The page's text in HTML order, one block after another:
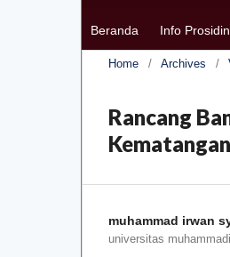
Beranda Info
Home / Archives /
Rancang
muhammad irwan
universitas